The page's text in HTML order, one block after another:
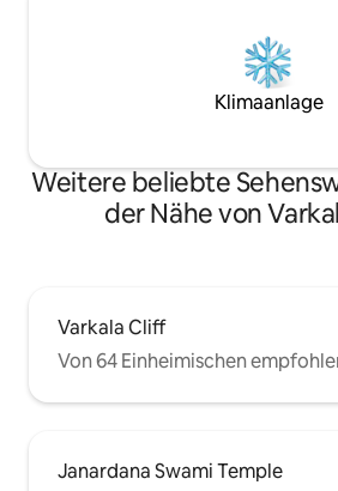
Klimaanlage
Weitere beliebte
der Nähe von
Varkala Cliff
Von 64 Einheimischen
Janardana Swami Temple